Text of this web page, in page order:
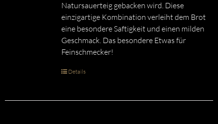
Natursauerteig gebacken wird. Diese
einzigartige Kombination verleiht dem Brot
eine besondere Saftigkeit und einen milden
Geschmack. Das besondere Etwas für
Feinschmecker!
Details